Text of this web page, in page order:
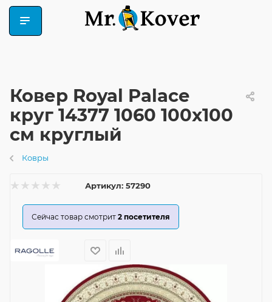
Ковер Royal Palace
круг 14377 1060 100x100
см круглый
Ковры
Артикул: 57290
Сейчас товар смотрит 2 посетителя